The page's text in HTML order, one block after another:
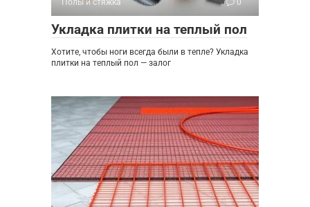
Полы и стяжка 0
Укладка плитки на теплый пол
Хотите, чтобы ноги всегда были в тепле? Укладка
плитки на теплый пол — залог